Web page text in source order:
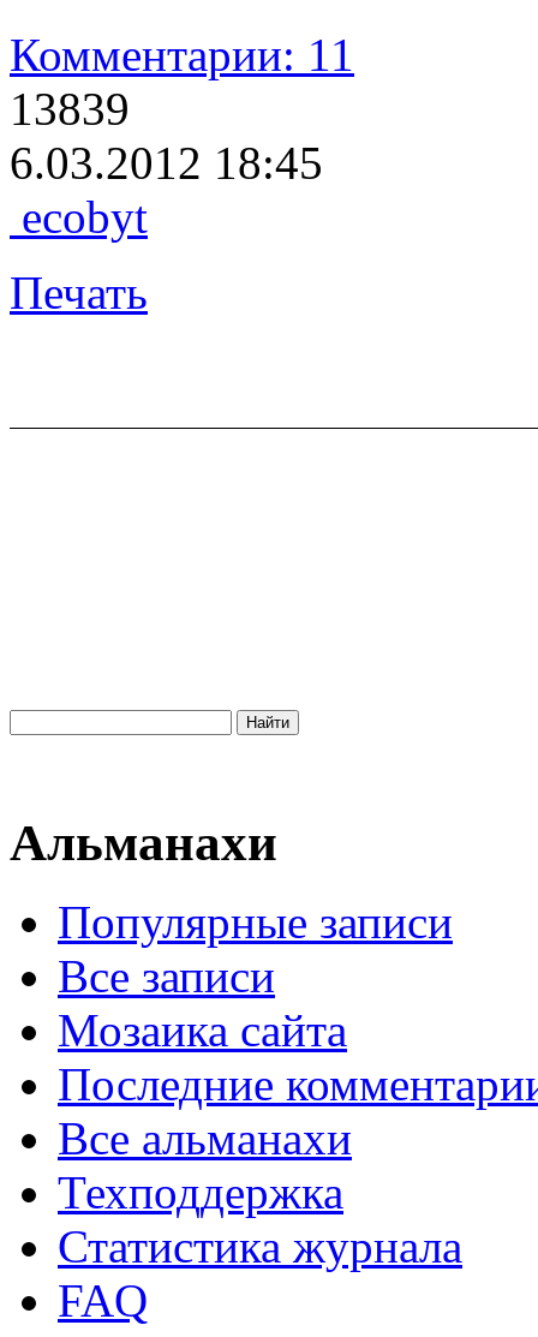
Комментарии: 11
13839
6.03.2012 18:45
ecobyt
Печать
Альманахи
Популярные записи
Все записи
Мозаика сайта
Последние
Все альманахи
Техподдержка
Статистика журнала
FAQ